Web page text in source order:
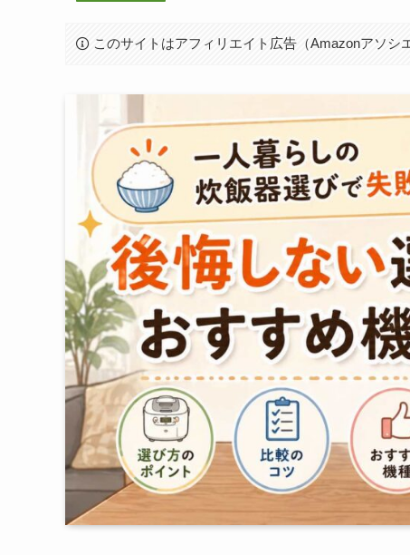
このサイトはアフィリエイト広告（Amazonアソシ